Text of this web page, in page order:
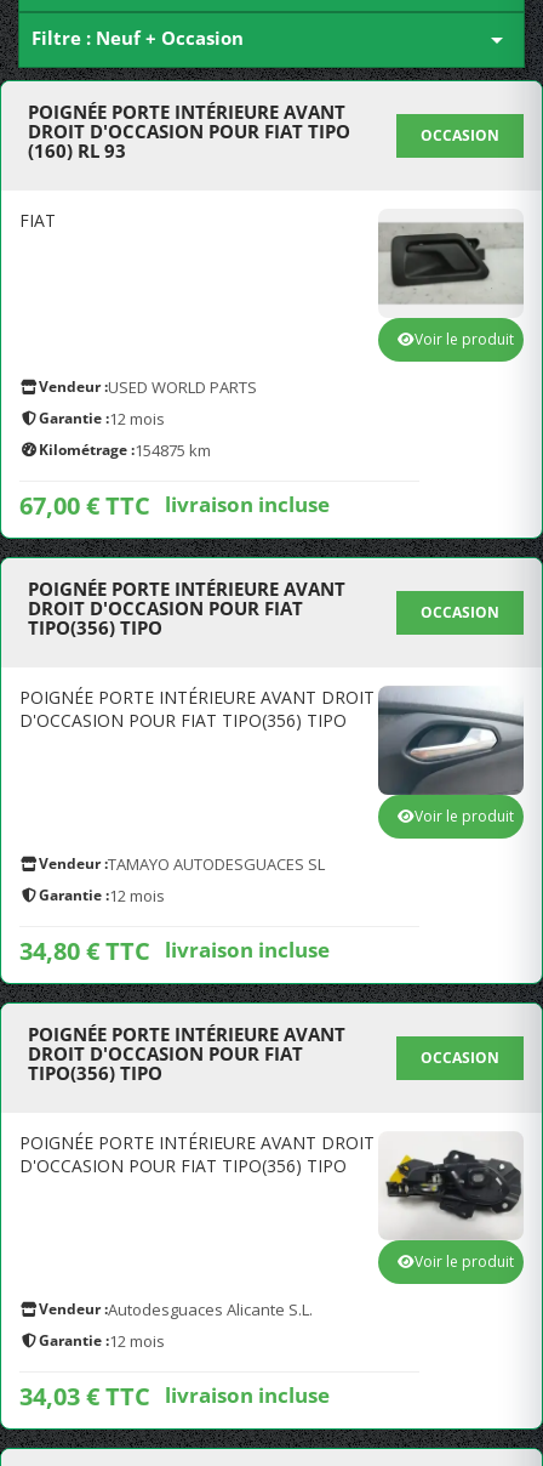
Filtre : Neuf + Occasion 
POIGNÉE PORTE INTÉRIEURE AVANT
DROIT D'OCCASION POUR FIAT TIPO
(160) RL 93
OCCASION
FIAT
Vendeur :USED WORLD PARTS
Garantie :12 mois
Kilométrage :154875 km
67,00 € TTC livraison incluse
Voir le produit
POIGNÉE PORTE INTÉRIEURE AVANT
DROIT D'OCCASION POUR FIAT
TIPO(356) TIPO
OCCASION
POIGNÉE PORTE INTÉRIEURE AVANT DROIT
D'OCCASION POUR FIAT TIPO(356) TIPO
Vendeur :TAMAYO AUTODESGUACES SL
Garantie :12 mois
34,80 € TTC livraison incluse
Voir le produit
POIGNÉE PORTE INTÉRIEURE AVANT
DROIT D'OCCASION POUR FIAT
TIPO(356) TIPO
OCCASION
POIGNÉE PORTE INTÉRIEURE AVANT DROIT
D'OCCASION POUR FIAT TIPO(356) TIPO
Vendeur :Autodesguaces Alicante S.L.
Garantie :12 mois
34,03 € TTC livraison incluse
Voir le produit